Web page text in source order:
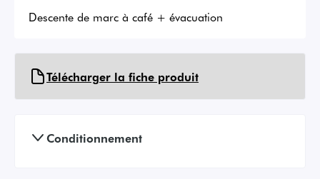
Descente de marc à café + évacuation
Télécharger la fiche produit
Conditionnement